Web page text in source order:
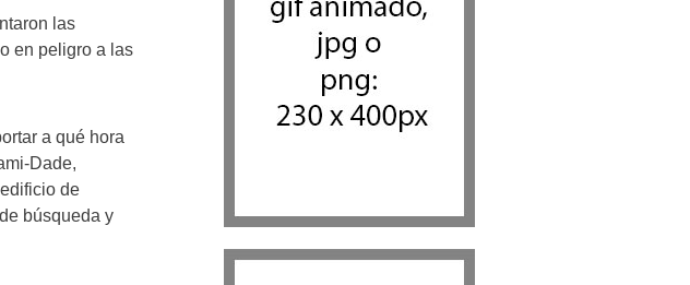
las
en peligro a las
a qué hora
Dade,
de
búsqueda y
Israel son "alarmantemente
bajas"; la MDA insta al público
a donar
Ciencia y Salud
5 agosto 2026